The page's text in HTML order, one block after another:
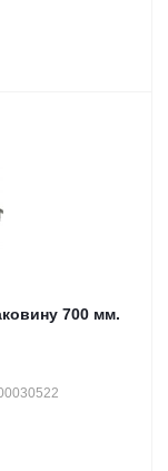
700 мм.